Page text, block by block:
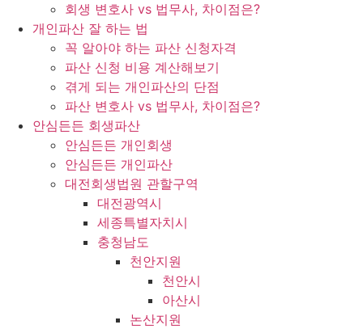
회생 변호사 vs 법무사, 차이점은?
개인파산 잘 하는 법
꼭 알아야 하는 파산 신청자격
파산 신청 비용 계산해보기
겪게 되는 개인파산의 단점
파산 변호사 vs 법무사, 차이점은?
안심든든 회생파산
안심든든 개인회생
안심든든 개인파산
대전회생법원 관할구역
대전광역시
세종특별자치시
충청남도
천안지원
천안시
아산시
논산지원